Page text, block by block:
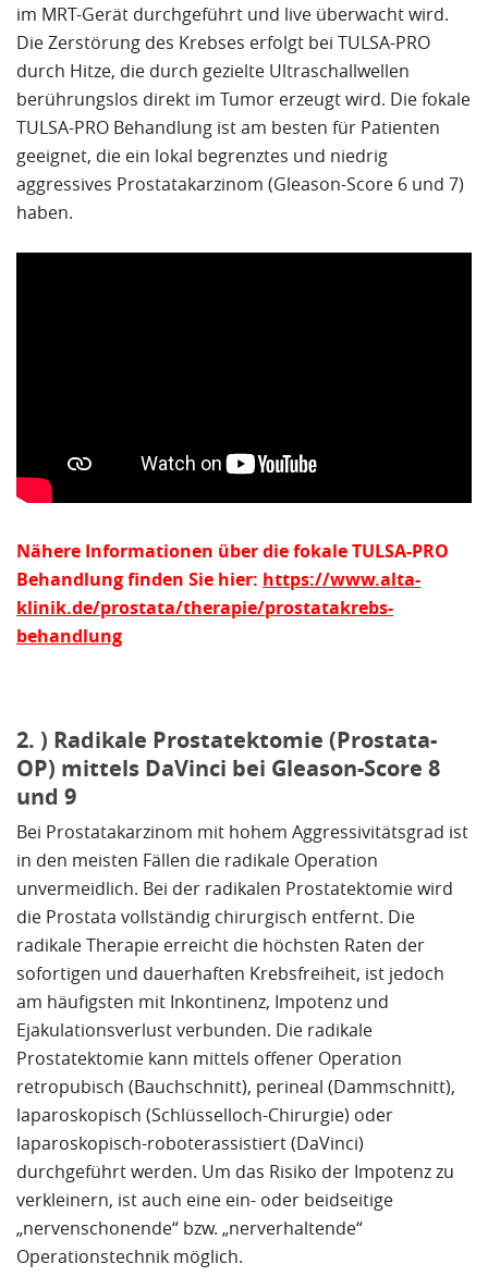
Behandlungsform.
Inzwischen ist 1/2 Jahr vergangen. All meine
Nachuntersuchungen und deren Ergebnisse waren
spitze. Ich kann diese OP Form – sofern der
Gleason-Score es zulässt nur weiter empfehlen.
im MRT-Gerät durchgeführt und live überwacht wird.
Die Zerstörung des Krebses erfolgt bei TULSA-PRO
durch Hitze, die durch gezielte Ultraschallwellen
berührungslos direkt im Tumor erzeugt wird. Die fokale
TULSA-PRO Behandlung ist am besten für Patienten
geeignet, die ein lokal begrenztes und niedrig
aggressives Prostatakarzinom (Gleason-Score 6 und 7)
haben.
Nähere Informationen über die fokale TULSA-PRO
Behandlung finden Sie hier: https://www.alta-
klinik.de/prostata/therapie/prostatakrebs-
behandlung
2. ) Radikale Prostatektomie (Prostata-
OP) mittels DaVinci bei Gleason-Score 8
und 9
Bei Prostatakarzinom mit hohem Aggressivitätsgrad ist
in den meisten Fällen die radikale Operation
unvermeidlich. Bei der radikalen Prostatektomie wird
die Prostata vollständig chirurgisch entfernt. Die
radikale Therapie erreicht die höchsten Raten der
sofortigen und dauerhaften Krebsfreiheit, ist jedoch
am häufigsten mit Inkontinenz, Impotenz und
Ejakulationsverlust verbunden. Die radikale
Prostatektomie kann mittels offener Operation
retropubisch (Bauchschnitt), perineal (Dammschnitt),
laparoskopisch (Schlüsselloch-Chirurgie) oder
laparoskopisch-roboterassistiert (DaVinci)
durchgeführt werden. Um das Risiko der Impotenz zu
verkleinern, ist auch eine ein- oder beidseitige
„nervenschonende“ bzw. „nerverhaltende“
Operationstechnik möglich.